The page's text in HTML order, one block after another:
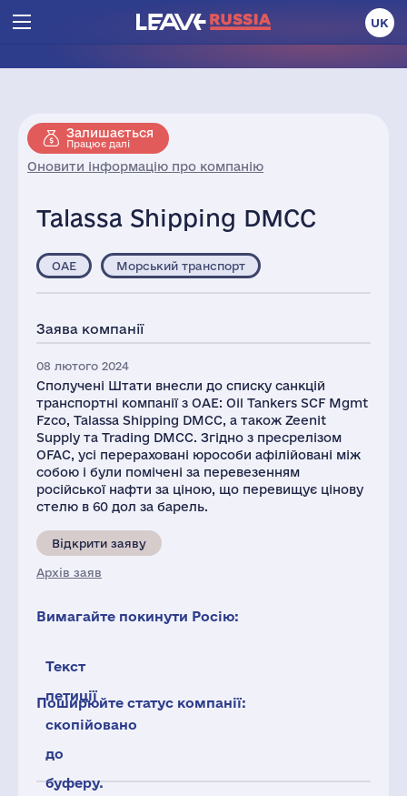
UK
Залишається
Працює далі
Оновити інформацію про компанію
Talassa Shipping DMCC
ОАЕ Морський транспорт
Заява компанії
08 лютого 2024
Сполучені Штати внесли до списку санкцій
транспортні компанії з ОАЕ: Oil Tankers SCF Mgmt
Fzco, Talassa Shipping DMCC, а також Zeenit
Supply та Trading DMCC. Згідно з пресрелізом
OFAC, усі перераховані юрособи афілійовані між
собою і були помічені за перевезенням
російської нафти за ціною, що перевищує цінову
стелю в 60 дол за барель.
Відкрити заяву
Архів заяв
Вимагайте покинути Росію:
Текст
петиції
скопійовано
до
буферу.
Поширюйте статус компанії: